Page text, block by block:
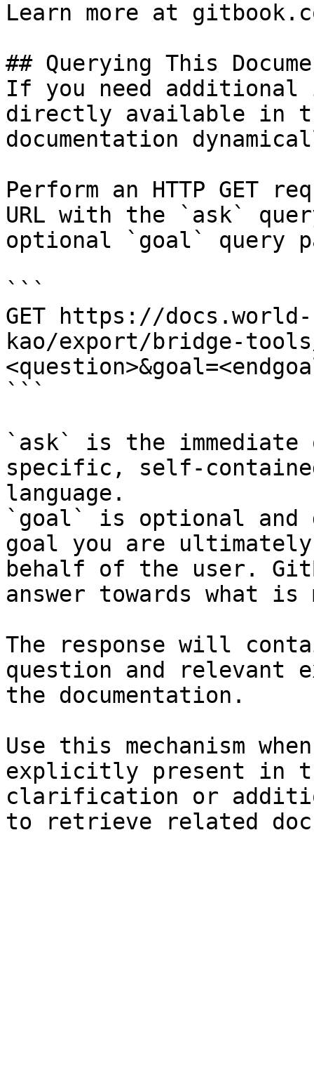
Learn more at
## Querying This
If you need
directly available in
documentation
Perform an HTTP GET
URL with the `ask`
optional `goal` query
```
GET https://
kao/export/bridge-
```
`ask` is the
specific, self-
language.
`goal` is optional and
goal you are
behalf of the user.
answer towards what
The response will
question and relevant
the documentation.
Use this mechanism
explicitly present in
clarification or